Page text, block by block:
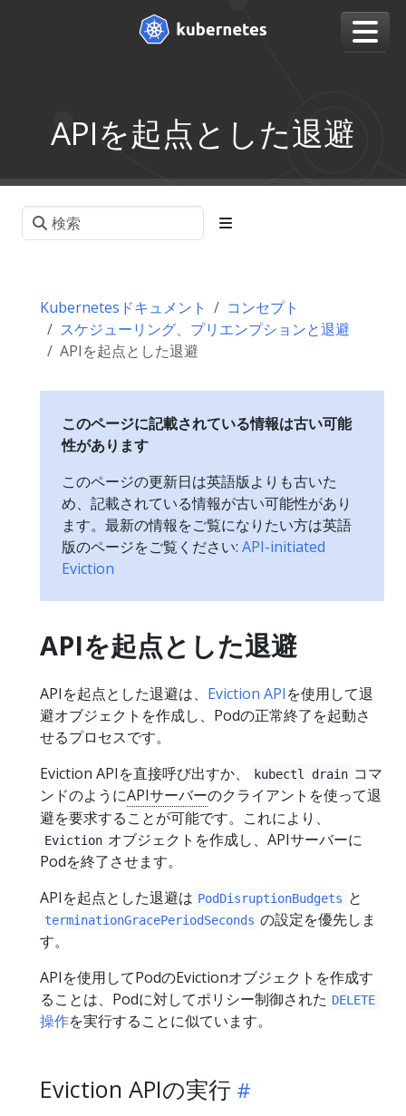
APIを起点とした退避
Kubernetesドキュメント
コンセプト
スケジューリング、プリエンプションと退避
APIを起点とした退避
このページに記載されている情報は古い可能
性があります
このページの更新日は英語版よりも古いた
め、記載されている情報が古い可能性があり
ます。最新の情報をご覧になりたい方は英語
版のページをご覧ください: API-initiated
Eviction
APIを起点とした退避
APIを起点とした退避は、 Eviction APIを使用して退
避オブジェクトを作成し、Podの正常終了を起動さ
せるプロセスです。
Eviction APIを直接呼び出すか、
kubectl drain コマ
ンドのようにAPIサーバーのクライアントを使って退
避を要求することが可能です。これにより、
Eviction オブジェクトを作成し、APIサーバーに
Podを終了させます。
APIを起点とした退避は PodDisruptionBudgets と
terminationGracePeriodSeconds の設定を優先しま
す。
APIを使用してPodのEvictionオブジェクトを作成す
ることは、Podに対してポリシー制御された DELETE
操作を実行することに似ています。
Eviction APIの実行